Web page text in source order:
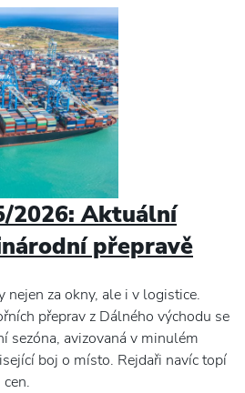
2026: Aktuální
přepravě
nejen za okny, ale i v logistice.
přeprav z Dálného východu se
sezóna, avizovaná v minulém
boj o místo. Rejdaři navíc topí